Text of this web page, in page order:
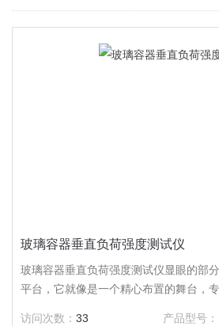
玻璃容器垂直负荷强度测试仪
玻璃容器垂直负荷强度测试仪显眼的部
平台，它就像是一个精心布置的舞台，
访问次数：33
产品型号：